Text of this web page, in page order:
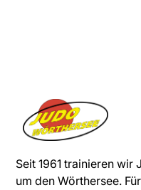
Seit 1961 trainieren wir
um den Wörthersee.